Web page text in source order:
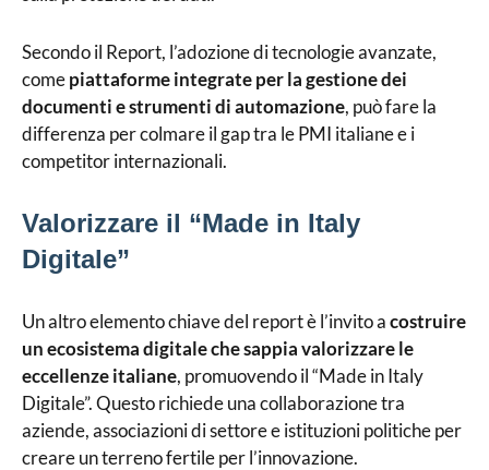
Secondo il Report, l’adozione di tecnologie avanzate,
comepiattaforme integrate per la gestione dei
documenti e strumenti di automazione, può fare la
differenza per colmare il gap tra le PMI italiane e i
competitor internazionali.
Valorizzare il “Made in Italy
Digitale”
Un altro elemento chiave del report è l’invito acostruire
un ecosistema digitale che sappia valorizzare le
eccellenze italiane, promuovendo il “Made in Italy
Digitale”. Questo richiede una collaborazione tra
aziende, associazioni di settore e istituzioni politiche per
creare un terreno fertile per l’innovazione.